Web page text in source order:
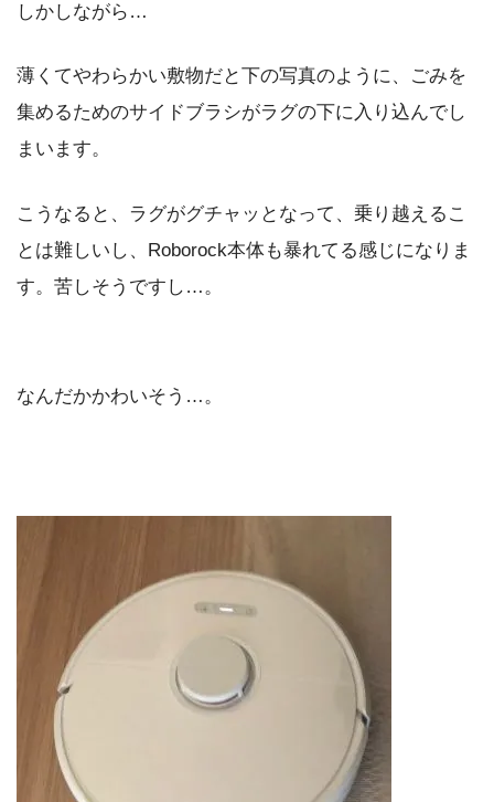
しかしながら…
薄くてやわらかい敷物だと下の写真のように、ごみを
集めるためのサイドブラシがラグの下に入り込んでし
まいます。
こうなると、ラグがグチャッとなって、乗り越えるこ
とは難しいし、Roborock本体も暴れてる感じになりま
す。苦しそうですし…。
なんだかかわいそう…。